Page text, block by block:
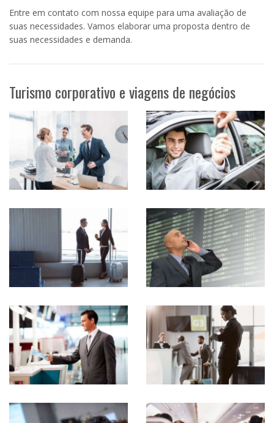
Entre em contato com nossa equipe para uma avaliação de
suas necessidades. Vamos elaborar uma proposta dentro de
suas necessidades e demanda.
Turismo corporativo e viagens de negócios